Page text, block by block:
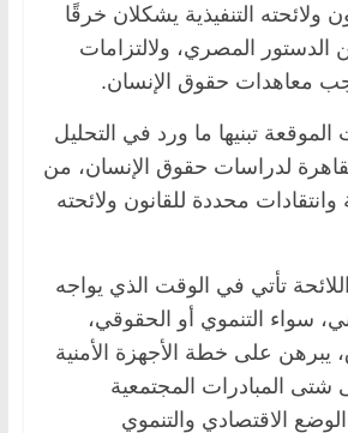
ولائحته التنفيذية يشكلان خرقًا
المادة 75 من الدستور المصري، ولالتزامات
معاهدات حقوق الإنسان.
تبنيها ما ورد في التحليل
لدراسات حقوق الإنسان، من
محددة للقانون ولائحته
تأتي في الوقت الذي يواجه
سواء التنموي أو الحقوقي،
يبرهن على خطة الأجهزة الأمنية
المبادرات المجتمعية
الاقتصادي والتنموي